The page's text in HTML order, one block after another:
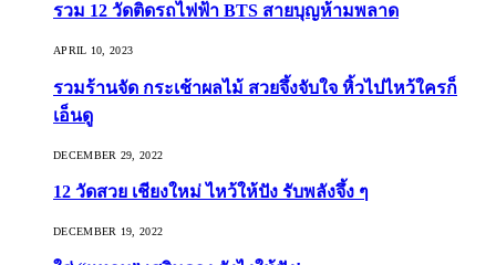
รวม 12 วัดติดรถไฟฟ้า BTS สายบุญห้ามพลาด
APRIL 10, 2023
รวมร้านจัด กระเช้าผลไม้ สวยจึ้งจับใจ หิ้วไปไหว้ใครก็
เอ็นดู
DECEMBER 29, 2022
12 วัดสวย เชียงใหม่ ไหว้ให้ปัง รับพลังจึ้ง ๆ
DECEMBER 19, 2022